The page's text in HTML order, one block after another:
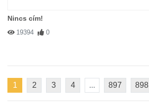
Nincs cím!
19394 0
1 2 3 4 ... 897 898